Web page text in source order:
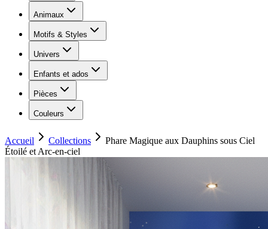
Animaux
Motifs & Styles
Univers
Enfants et ados
Pièces
Couleurs
Accueil Collections
Phare Magique aux Dauphins sous Ciel
Étoilé et Arc-en-ciel